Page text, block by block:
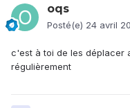
oqs
Posté(e) 24 avril
c'est à toi de les déplacer
régulièrement